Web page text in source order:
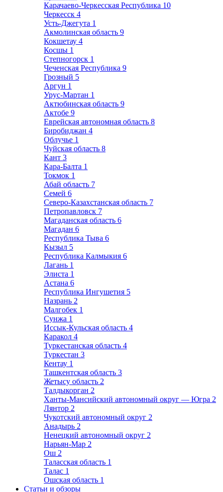
Карачаево-Черкесская Республика 10
Черкесск 4
Усть-Джегута 1
Акмолинская область 9
Кокшетау 4
Косшы 1
Степногорск 1
Чеченская Республика 9
Грозный 5
Аргун 1
Урус-Мартан 1
Актюбинская область 9
Актобе 9
Еврейская автономная область 8
Биробиджан 4
Облучье 1
Чуйская область 8
Кант 3
Кара-Балта 1
Токмок 1
Абай область 7
Семей 6
Северо-Казахстанская область 7
Петропавловск 7
Магаданская область 6
Магадан 6
Республика Тыва 6
Кызыл 5
Республика Калмыкия 6
Лагань 1
Элиста 1
Астана 6
Республика Ингушетия 5
Назрань 2
Малгобек 1
Сунжа 1
Иссык-Кульская область 4
Каракол 4
Туркестанская область 4
Туркестан 3
Кентау 1
Ташкентская область 3
Жетысу область 2
Талдыкорган 2
Ханты-Мансийский автономный округ — Югра 2
Лянтор 2
Чукотский автономный округ 2
Анадырь 2
Ненецкий автономный округ 2
Нарьян-Мар 2
Ош 2
Таласская область 1
Талас 1
Ошская область 1
Статьи и обзоры